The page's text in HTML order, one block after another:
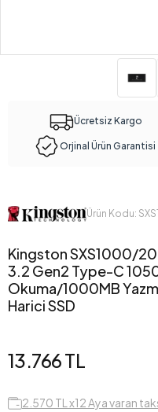
Ücretsiz Kargo
Orjinal Ürün Garantisi
Ürün Kodu:
Kingston SXS1000/
3.2 Gen2 Type-C
Okuma/1000MB
Harici SSD
13.766 TL
2.570 TL x12 Aya varan